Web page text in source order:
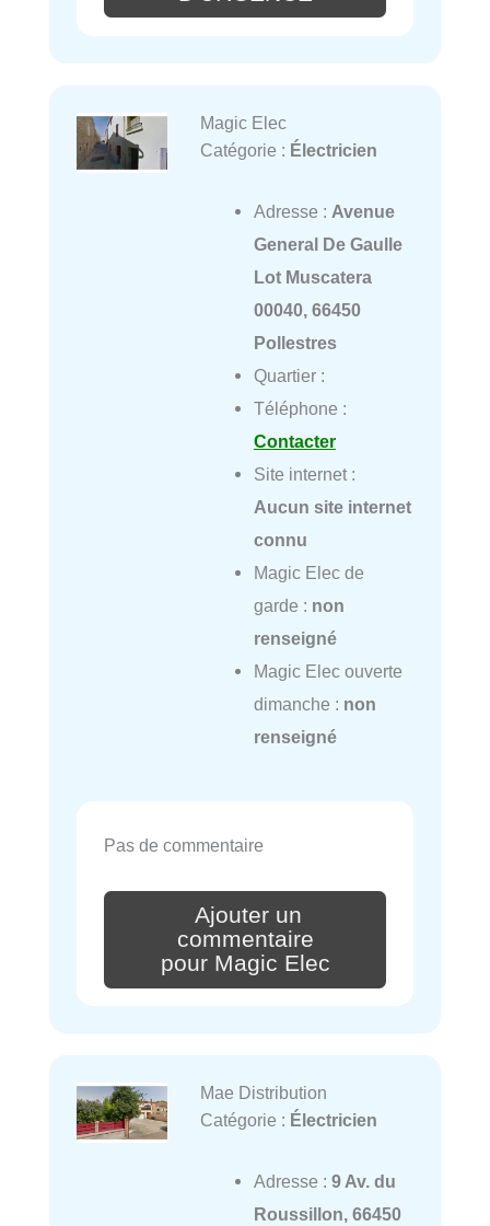
Magic Elec
Catégorie : Électricien
Adresse : Avenue
General De Gaulle
Lot Muscatera
00040, 66450
Pollestres
Quartier :
Téléphone :
Contacter
Site internet :
Aucun site internet
connu
Magic Elec de
garde : non
renseigné
Magic Elec ouverte
dimanche : non
renseigné
Pas de commentaire
Ajouter un
commentaire
pour Magic Elec
Mae Distribution
Catégorie : Électricien
Adresse : 9 Av. du
Roussillon, 66450